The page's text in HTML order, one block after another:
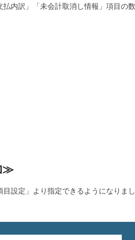
内訳」「未会計取消し情報」項目の
≫
設定」より指定できるようになりまし